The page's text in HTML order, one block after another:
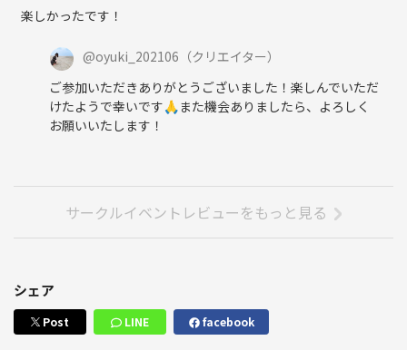
楽しかったです！
@oyuki_202106 （クリエイター）
ご参加いただきありがとうございました！楽しんでいただ
けたようで幸いです🙏また機会ありましたら、よろしく
お願いいたします！
サークルイベントレビューをもっと見る
シェア
Post LINE facebook